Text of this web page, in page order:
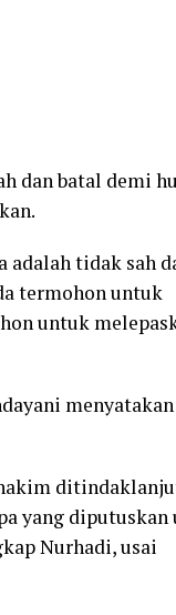
dan batal demi
adalah tidak sah
termohon untuk
untuk
menyatakan
yang diputuskan
Nurhadi, usai